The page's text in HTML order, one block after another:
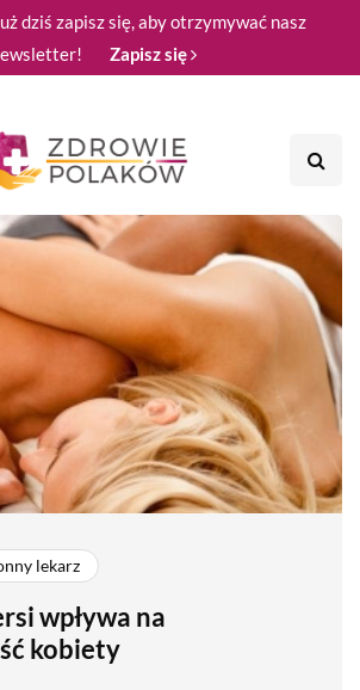
dziś zapisz się, aby otrzymywać nasz
Zapisz się
lekarz
wpływa na
kobiety